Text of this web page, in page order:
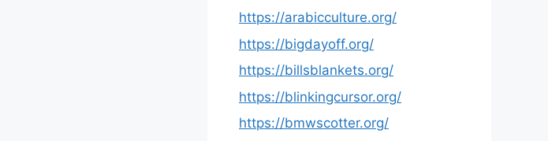
https://arabicculture.org/
https://bigdayoff.org/
https://billsblankets.org/
https://blinkingcursor.org/
https://bmwscotter.org/